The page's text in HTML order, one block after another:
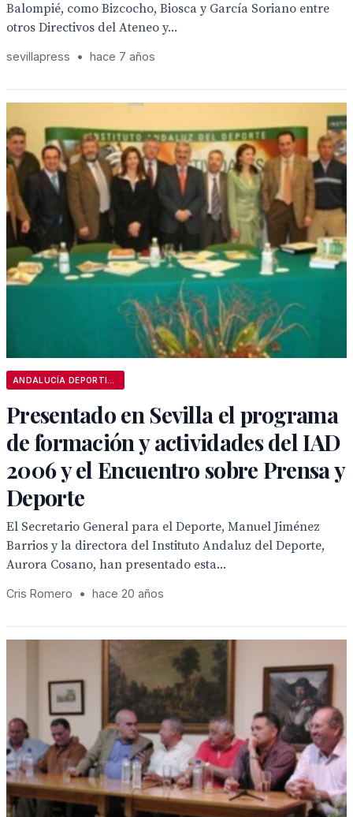
Balompié, como Bizcocho, Biosca y García Soriano entre
otros Directivos del Ateneo y...
sevillapress • hace 7 años
Presentado en Sevilla el programa
de formación y actividades del IAD
2006 y el Encuentro sobre Prensa y
Deporte
El Secretario General para el Deporte, Manuel Jiménez
Barrios y la directora del Instituto Andaluz del Deporte,
Aurora Cosano, han presentado esta...
Cris Romero • hace 20 años